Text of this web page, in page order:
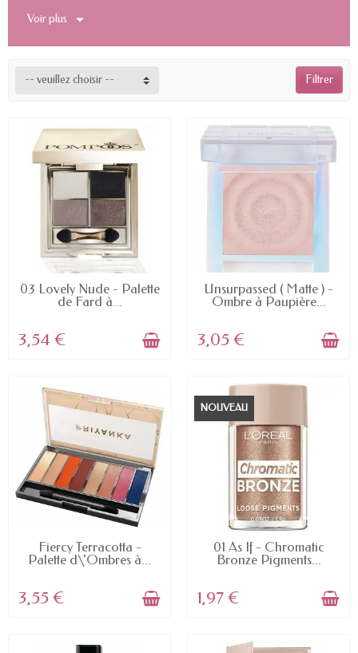
Maquillage pas cher, Maquillage Discount.
Voir plus
Filtrer
-- veuillez choisir --
EN STOCK
03 Lovely Nude - Palette
de Fard à...
3,54 €
EN STOCK
Unsurpassed ( Matte ) -
Ombre à Paupière...
3,05 €
EN STOCK
Fiercy Terracotta -
Palette d\'Ombres à...
3,55 €
NOUVEAU
EN STOCK
01 As If - Chromatic
Bronze Pigments...
1,97 €